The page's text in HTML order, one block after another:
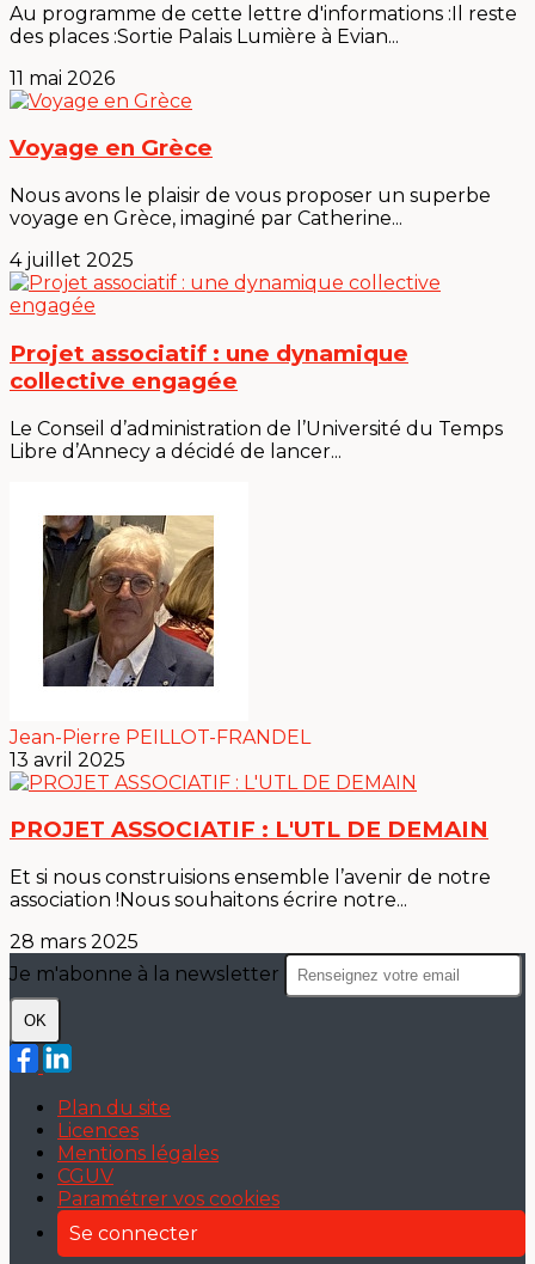
Au programme de cette lettre d'informations :Il reste
des places :Sortie Palais Lumière à Evian...
11 mai 2026
Voyage en Grèce
Nous avons le plaisir de vous proposer un superbe
voyage en Grèce, imaginé par Catherine...
4 juillet 2025
Projet associatif : une dynamique
collective engagée
Le Conseil d’administration de l’Université du Temps
Libre d’Annecy a décidé de lancer...
Jean-Pierre PEILLOT-FRANDEL
13 avril 2025
PROJET ASSOCIATIF : L'UTL DE DEMAIN
Et si nous construisions ensemble l’avenir de notre
association !Nous souhaitons écrire notre...
28 mars 2025
Je m'abonne à la newsletter
OK
Plan du site
Licences
Mentions légales
CGUV
Paramétrer vos cookies
Se connecter